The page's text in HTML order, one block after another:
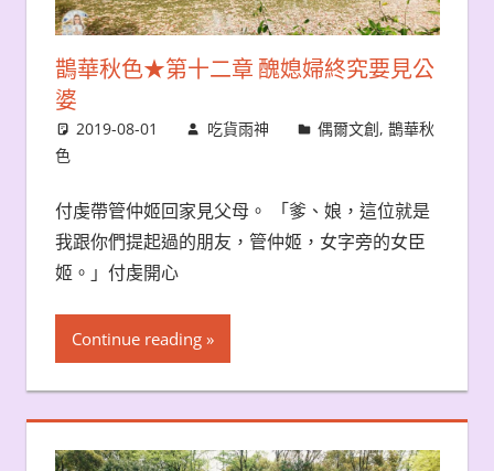
鵲華秋色★第十二章 醜媳婦終究要見公
婆
2019-08-01 吃貨雨神 偶爾文創,鵲華秋
色
付虔帶管仲姬回家見父母。 「爹、娘，這位就是
我跟你們提起過的朋友，管仲姬，女字旁的女臣
姬。」付虔開心
Continue reading